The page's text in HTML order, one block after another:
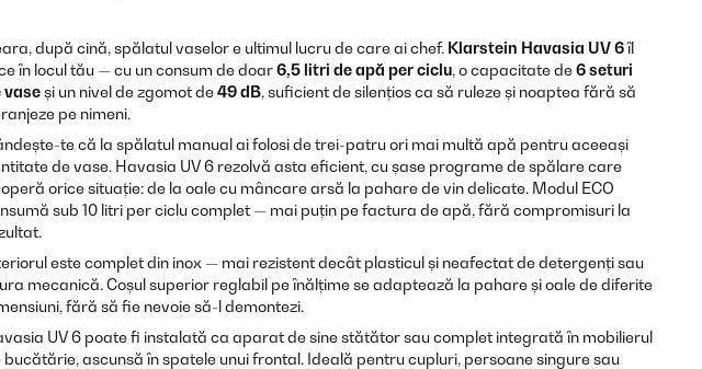
după cină, spălatul vaselor e ultimul lucru de care ai chef. Klarstein Havasia UV 6îl
în locul tău — cu un consum de doar6,5 litri de apă per ciclu, o capacitate de6 seturi
vaseși un nivel de zgomot de49 dB, suficient de silențios ca să ruleze și noaptea fără să
pe nimeni.
te că la spălatul manual ai folosi de trei-patru ori mai multă apă pentru aceeași
de vase. Havasia UV 6 rezolvă asta eficient, cu șase programe de spălare care
orice situație: de la oale cu mâncare arsă la pahare de vin delicate. Modul ECO
sub 10 litri per ciclu complet — mai puțin pe factura de apă, fără compromisuri la
este complet din inox — mai rezistent decât plasticul și neafectat de detergenți sau
mecanică. Coșul superior reglabil pe înălțime se adaptează la pahare și oale de diferite
fără să fie nevoie să-l demontezi.
UV 6 poate fi instalată ca aparat de sine stătător sau complet integrată în mobilierul
bucătărie, ascunsă în spatele unui frontal. Ideală pentru cupluri, persoane singure sau